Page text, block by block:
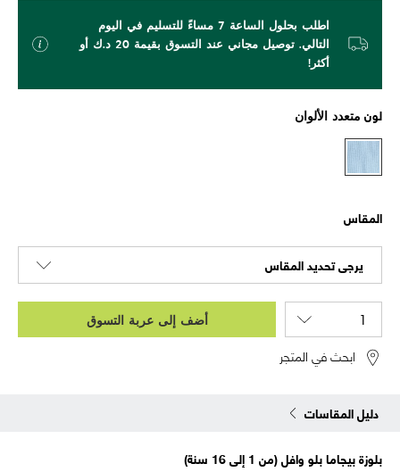
اطلب بحلول الساعة 7 مساءً للتسليم في اليوم
التالي. توصيل مجاني عند التسوق بقيمة 20 د.ك أو
أكثر!
لون متعدد الألوان
المقاس
يرجى تحديد المقاس
أضف إلى عربة التسوق
ابحث في المتجر
دليل المقاسات
بلوزة بيجاما بلو وافل (من 1 إلى 16 سنة)